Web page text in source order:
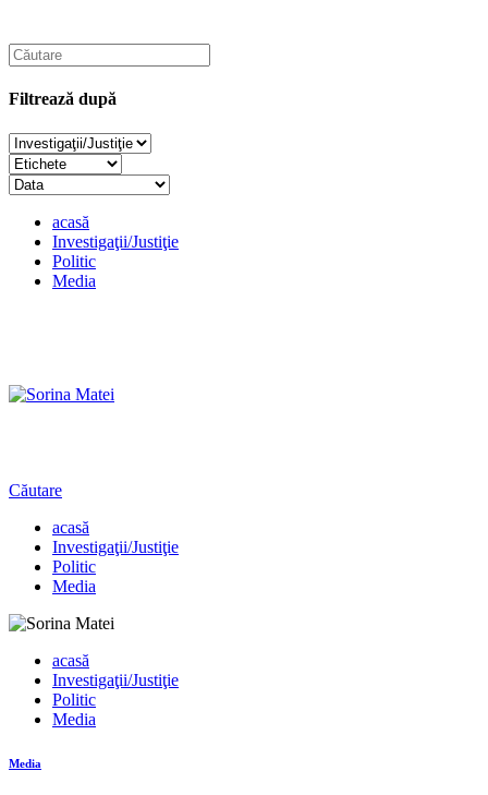
Filtrează după
acasă
Investigaţii/Justiţie
Politic
Media
Căutare
acasă
Investigaţii/Justiţie
Politic
Media
acasă
Investigaţii/Justiţie
Politic
Media
Media